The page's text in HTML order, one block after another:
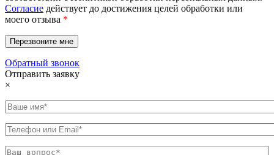
Согласие действует до достижения целей обработки или
моего отзыва *
Обратный звонок
Отправить заявку
×